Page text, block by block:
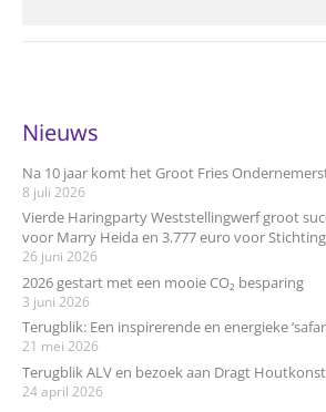
Nieuws
Na 10 jaar komt het Groot Fries
8 juli 2026
Vierde Haringparty Weststellingwerf groot
voor Marry Heida en 3.777 euro voor
26 juni 2026
2026 gestart met een mooie CO₂ besparing
3 juni 2026
Terugblik: Een inspirerende en energieke
21 mei 2026
Terugblik ALV en bezoek aan Dragt
24 april 2026